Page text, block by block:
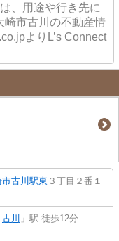
、用途や行き先に
崎市古川の不動産情
よりL’s Connect
市古川駅東 ３丁目２番１
古川 」駅 徒歩12分